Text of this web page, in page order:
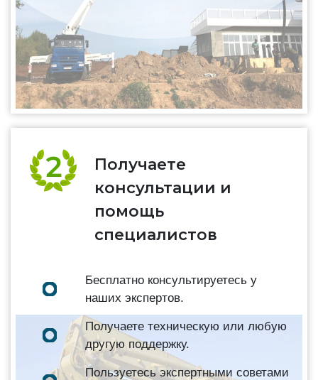
Получаете
консультации и
помощь
специалистов
Бесплатно консультируетесь у
наших экспертов.
Получаете техническую или любую
другую поддержку.
Пользуетесь экспертными советами